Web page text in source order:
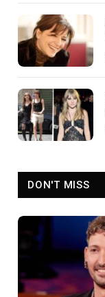
DON'T MISS